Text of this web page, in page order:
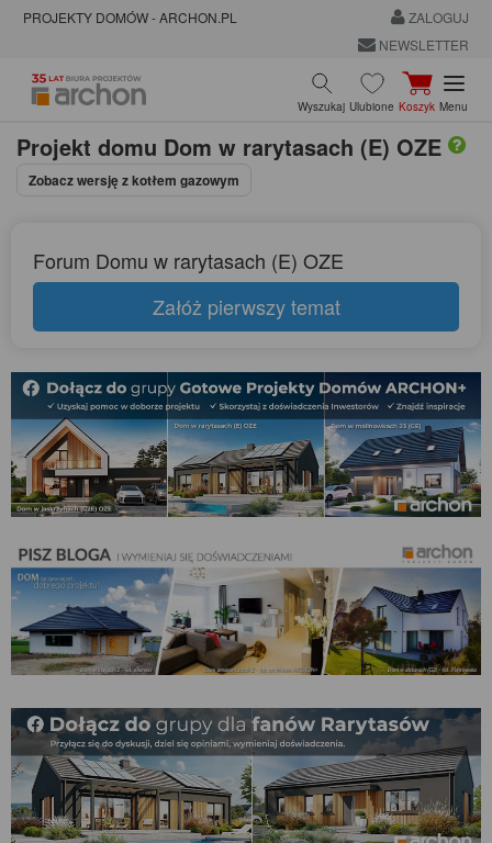
PROJEKTY DOMÓW - ARCHON.PL
ZALOGUJ
NEWSLETTER
Wyszukaj Ulubione Koszyk Menu
Projekt domu Dom w rarytasach (E) OZE
Zobacz wersję z kotłem gazowym
Forum Domu w rarytasach (E) OZE